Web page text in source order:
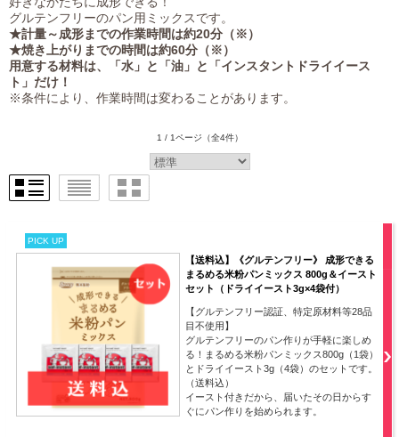
グルテンフリーのパン用ミックスです。
★計量～成形までの作業時間は約20分（※）
★焼き上がりまでの時間は約60分（※）
用意する材料は、「水」と「油」と「インスタントドライイース
ト」だけ！
※条件により、作業時間は変わることがあります。
1 / 1ページ （全4件）
PICK UP
【送料込】《グルテンフリー》 成形できる
まるめる米粉パンミックス 800g＆イースト
セット（ドライイースト3g×4袋付）
【グルテンフリー認証、特定原材料等28品
目不使用】
グルテンフリーのパン作りが手軽に楽しめ
る！まるめる米粉パンミックス800g（1袋）
とドライイースト3g（4袋）のセットです。
（送料込）
イースト付きだから、届いたその日からす
ぐにパン作りを始められます。